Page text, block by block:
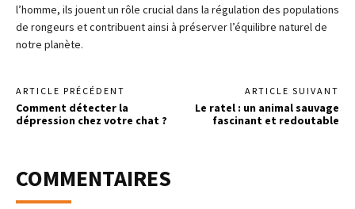
l’homme, ils jouent un rôle crucial dans la régulation des populations
de rongeurs et contribuent ainsi à préserver l’équilibre naturel de
notre planète.
ARTICLE PRÉCÉDENT
Comment détecter la
dépression chez votre chat ?
ARTICLE SUIVANT
Le ratel : un animal sauvage
fascinant et redoutable
COMMENTAIRES